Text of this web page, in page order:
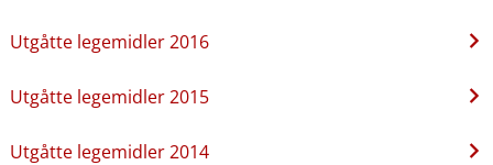
Utgåtte legemidler 2016
Utgåtte legemidler 2015
Utgåtte legemidler 2014